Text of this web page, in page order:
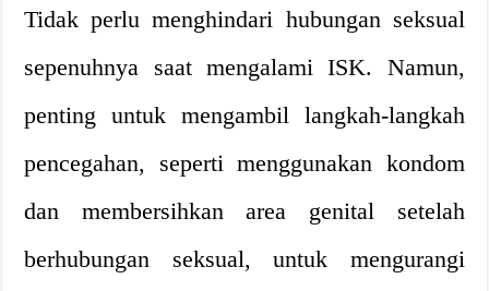
Tidak perlu menghindari hubungan seksual
sepenuhnya saat mengalami ISK. Namun,
penting untuk mengambil langkah-langkah
pencegahan, seperti menggunakan kondom
dan membersihkan area genital setelah
berhubungan seksual, untuk mengurangi